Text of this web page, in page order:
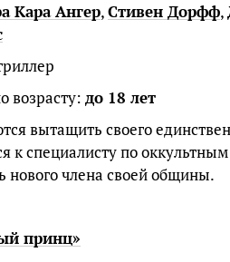
Кара Ангер,Стивен Дорфф,
возрасту: до 18 лет
вытащить своего
к специалисту по
нового члена своей общины.
принц»